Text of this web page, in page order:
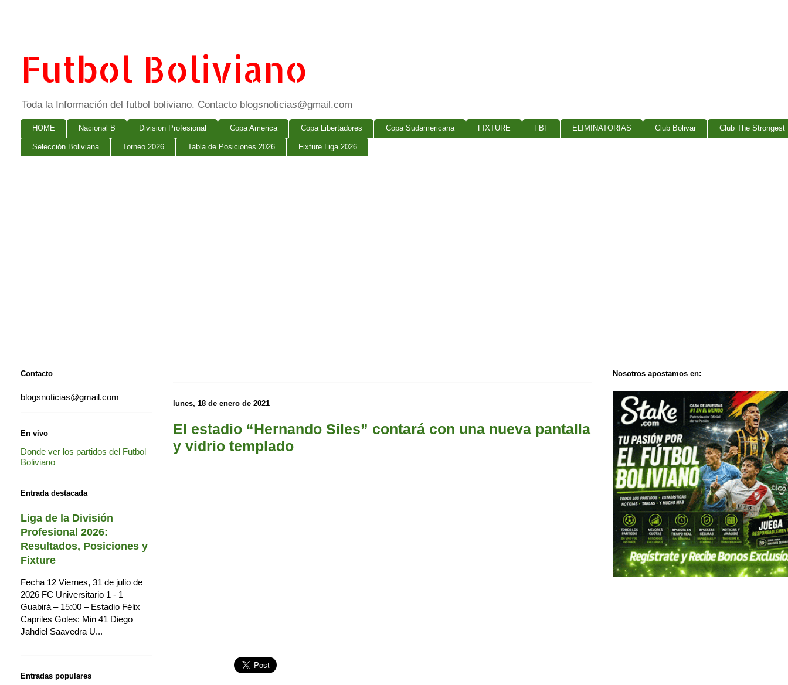
Futbol Boliviano
Toda la Información del futbol boliviano. Contacto blogsnoticias@gmail.com
HOME Nacional B Division Profesional Copa America Copa Libertadores Copa Sudamericana FIXTURE FBF ELIMINATORIAS Club Bolivar Club The Strongest
Selección Boliviana Torneo 2026 Tabla de Posiciones 2026 Fixture Liga 2026
lunes, 18 de enero de 2021
El estadio “Hernando Siles” contará con una nueva pantalla
y vidrio templado
Contacto
blogsnoticias@gmail.com
En vivo
Donde ver los partidos del Futbol
Boliviano
Entrada destacada
Liga de la División
Profesional 2026:
Resultados, Posiciones y
Fixture
Fecha 12 Viernes, 31 de julio de
2026 FC Universitario 1 - 1
Guabirá – 15:00 – Estadio Félix
Capriles Goles: Min 41 Diego
Jahdiel Saavedra U...
Entradas populares
Nosotros apostamos en: